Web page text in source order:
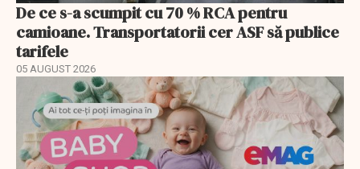
De ce s-a scumpit cu 70 % RCA pentru
camioane. Transportatorii cer ASF să publice
tarifele
05 AUGUST 2026